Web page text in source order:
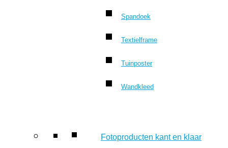
Spandoek
Textielframe
Tuinposter
Wandkleed
Fotoproducten kant en klaar